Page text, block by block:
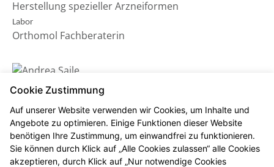
Herstellung spezieller Arzneiformen
Labor
Orthomol Fachberaterin
Cookie Zustimmung
Auf unserer Website verwenden wir Cookies, um Inhalte und
Angebote zu optimieren. Einige Funktionen dieser Website
benötigen Ihre Zustimmung, um einwandfrei zu funktionieren.
Sie können durch Klick auf „Alle Cookies zulassen“ alle Cookies
akzeptieren, durch Klick auf „Nur notwendige Cookies